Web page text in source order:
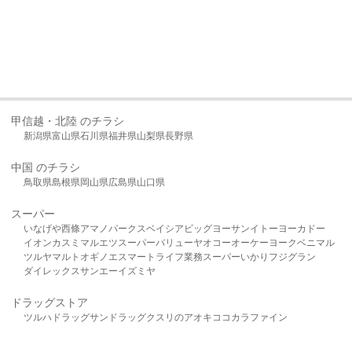
甲信越・北陸 のチラシ
新潟県富山県石川県福井県山梨県長野県
中国 のチラシ
鳥取県島根県岡山県広島県山口県
スーパー
いなげや西條アマノパークスベイシア ビッグヨーサンイトーヨーカドー
イオンカスミ マルエツスーパーバリューヤオコーオーケー ヨークベニマル
ツルヤマルト オギノ エスマート ライフ業務スーパーいかり フジグラン
ダイレックスサンエーイズミヤ
ドラッグストア
ツルハドラッグサンドラッグクスリのアオキ ココカラファイン